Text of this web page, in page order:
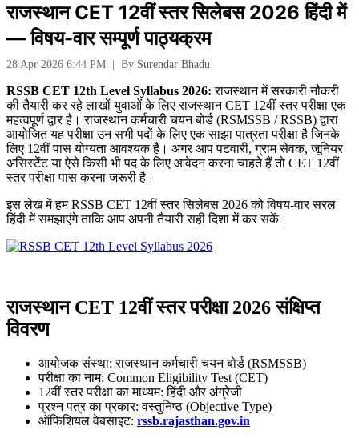
राजस्थान CET 12वीं स्तर सिलेबस 2026 हिंदी में
— विषय-वार सम्पूर्ण पाठ्यक्रम
28 Apr 2026 6:44 PM | By Surendar Bhadu
RSSB CET 12th Level Syllabus 2026:राजस्थान में सरकारी नौकरी
की तैयारी कर रहे लाखों युवाओं के लिए राजस्थान CET 12वीं स्तर परीक्षा एक
महत्वपूर्ण द्वार है। राजस्थान कर्मचारी चयन बोर्ड (RSMSSB / RSSB) द्वारा
आयोजित यह परीक्षा उन सभी पदों के लिए एक साझा पात्रता परीक्षा है जिनके
लिए 12वीं पास योग्यता आवश्यक है। अगर आप पटवारी, ग्राम सेवक, जूनियर
असिस्टेंट या ऐसे किसी भी पद के लिए आवेदन करना चाहते हैं तो CET 12वीं
स्तर परीक्षा पास करना जरूरी है।
इस लेख में हम RSSB CET 12वीं स्तर सिलेबस 2026 को विषय-वार सरल
हिंदी में समझाएंगे ताकि आप अपनी तैयारी सही दिशा में कर सकें।
राजस्थान CET 12वीं स्तर परीक्षा 2026 संक्षिप्त
विवरण
आयोजक संस्था: राजस्थान कर्मचारी चयन बोर्ड (RSMSSB)
परीक्षा का नाम: Common Eligibility Test (CET)
12वीं स्तर परीक्षा का माध्यम: हिंदी और अंग्रेजी
प्रश्न पत्र का प्रकार: वस्तुनिष्ठ (Objective Type)
ऑफिशियल वेबसाइट: rssb.rajasthan.gov.in